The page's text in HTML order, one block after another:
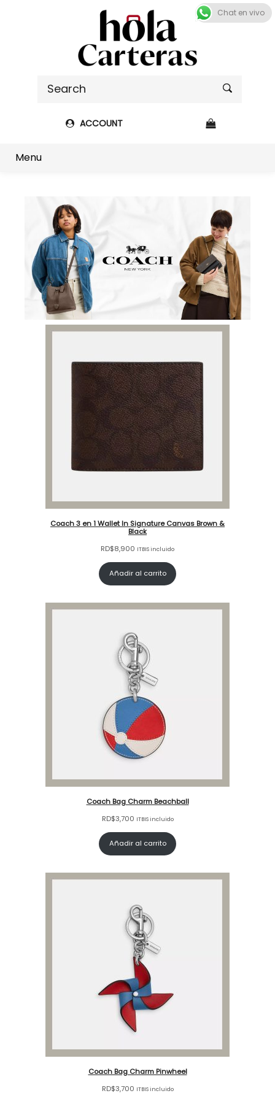
ACCOUNT
Menu
Coach 3 en 1 Wallet In Signature Canvas Brown &
Black
RD$8,900 ITBIS incluido
Añadir al carrito
Coach Bag Charm Beachball
RD$3,700 ITBIS incluido
Añadir al carrito
Coach Bag Charm Pinwheel
RD$3,700 ITBIS incluido
Chat en vivo